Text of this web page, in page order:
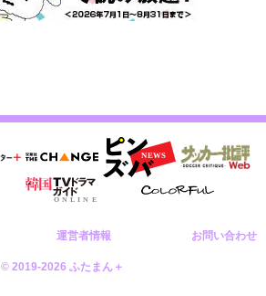
運営者情報 お問い合わせ
© 2019-2026 ふたまん＋